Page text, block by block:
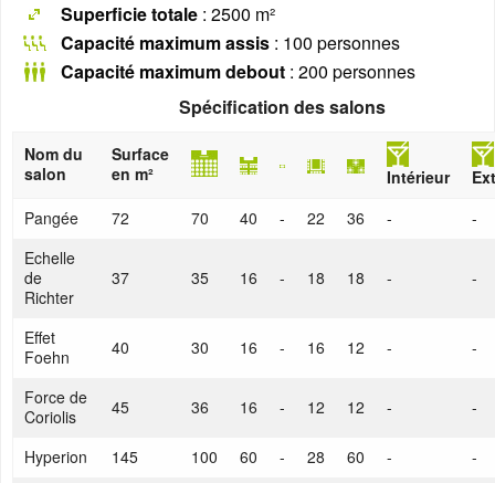
Superficie totale : 2500 m²
Capacité maximum assis : 100 personnes
Capacité maximum debout : 200 personnes
Spécification des salons
Nom du
salon
Surface
en m²
Intérieur
Pangée
72 70 40 - 22 36 -
-
Echelle
de
Richter
37 35 16 - 18 18 - -
Effet
Foehn
40 30 16 - 16 12 - -
Force de
Coriolis
45 36 16 - 12 12 - -
Hyperion 145 100 60 - 28 60 -
-